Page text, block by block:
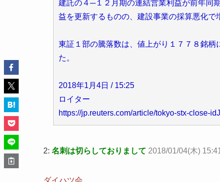
建託の４─１２月期の連結営業利益が前年同
益を更新するものの、建設事業の採算悪化で
東証１部の騰落数は、値上がり１７７８銘
た。
2018年1月4日 / 15:25
ロイター
https://jp.reuters.com/article/tokyo-stx-close-
2: 名刺は切らしておりまして 2018/01/04(木)